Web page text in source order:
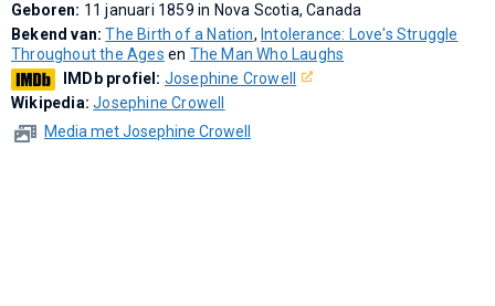
Geboren: 11 januari 1859 in Nova Scotia, Canada
Bekend van:The Birth of a Nation, Intolerance: Love's Struggle
Throughout the Ages en The Man Who Laughs
IMDb profiel: Josephine Crowell
Wikipedia:Josephine Crowell
Media met Josephine Crowell